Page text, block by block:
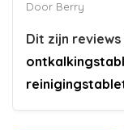
Door Berry
Dit zijn reviews